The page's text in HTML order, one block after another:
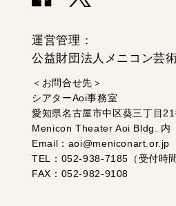
運営管理：
公益財団法人メニコン芸
＜お問合せ先＞
シアターAoi事務室
愛知県名古屋市中区葵三丁目
Menicon Theater Aoi Bldg. 内
Email：aoi@meniconart.or.jp
TEL：052-938-7185（受付時
FAX：052-982-9108